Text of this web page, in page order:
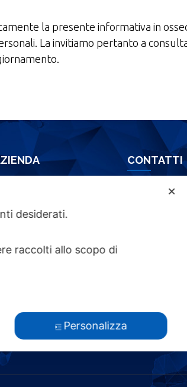
la presente informativa in
La invitiamo pertanto a
De Calboli, 1
CONTATTI
Phone: +39 010
Phone: +39 010
Fax: +39 010
Spare parts
After sales dept:
Logsheet
Info:
Pec:
✕
desiderati.
raccolti allo scopo di
Personalizza